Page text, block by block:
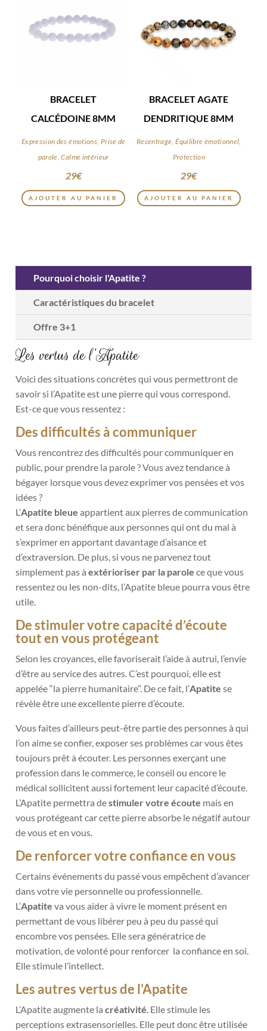
BRACELET
CALCÉDOINE 8MM
Expression des émotions, Prise de
parole, Calme intérieur
29€
AJOUTER AU PANIER
BRACELET AGATE
DENDRITIQUE 8MM
Recentrage, Équilibre émotionnel,
Protection
29€
AJOUTER AU PANIER
Pourquoi choisir l'Apatite ?
Caractéristiques du bracelet
Offre 3+1
Les vertus de l’Apatite
Voici des situations concrètes qui vous permettront de
savoir si l’Apatite est une pierre qui vous correspond.
Est-ce que vous ressentez :
Des difficultés à communiquer
Vous rencontrez des difficultés pour communiquer en
public, pour prendre la parole ? Vous avez tendance à
bégayer lorsque vous devez exprimer vos pensées et vos
idées ?
L’Apatite bleue appartient aux pierres de communication
et sera donc bénéfique aux personnes qui ont du mal à
s’exprimer en apportant davantage d’aisance et
d’extraversion. De plus, si vous ne parvenez tout
simplement pas àextérioriser par la parole ce que vous
ressentez ou les non-dits, l’Apatite bleue pourra vous être
utile.
De stimuler votre capacité d’écoute
tout en vous protégeant
Selon les croyances, elle favoriserait l’aide à autrui, l’envie
d’être au service des autres. C’est pourquoi, elle est
appelée “la pierre humanitaire”. De ce fait, l’Apatite se
révèle être une excellente pierre d’écoute.
Vous faites d’ailleurs peut-être partie des personnes à qui
l’on aime se confier, exposer ses problèmes car vous êtes
toujours prêt à écouter. Les personnes exerçant une
profession dans le commerce, le conseil ou encore le
médical sollicitent aussi fortement leur capacité d’écoute.
L’Apatite permettra destimuler votre écoute mais en
vous protégeant car cette pierre absorbe le négatif autour
de vous et en vous.
De renforcer votre confiance en vous
Certains événements du passé vous empêchent d’avancer
dans votre vie personnelle ou professionnelle.
L’Apatite va vous aider à vivre le moment présent en
permettant de vous libérer peu à peu du passé qui
encombre vos pensées. Elle sera génératrice de
motivation, de volonté pour renforcer la confiance en soi.
Elle stimule l’intellect.
Les autres vertus de l’Apatite
L’Apatite augmente lacréativité. Elle stimule les
perceptions extrasensorielles. Elle peut donc être utilisée